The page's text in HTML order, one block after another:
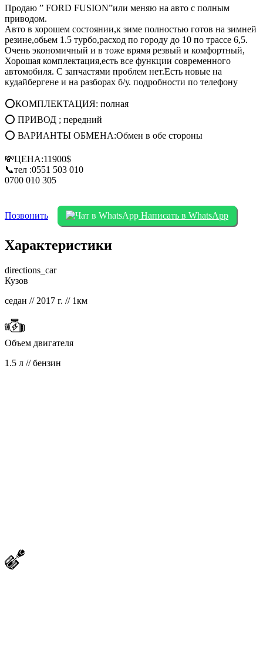
Продаю ” FORD FUSION”или меняю на авто с полным
приводом.
Авто в хорошем состоянии,к зиме полностью готов на зимней
резине,обьем 1.5 турбо,расход по городу до 10 по трассе 6,5.
Очень экономичный и в тоже врямя резвый и комфортный,
Хорошая комплектация,есть все функции современного
автомобиля. С запчастями проблем нет.Есть новые на
кудайбергене и на разборах б/у. подробности по телефону
⭕КОМПЛЕКТАЦИЯ: полная
⭕ ПРИВОД ; передний
⭕ ВАРИАНТЫ ОБМЕНА:Обмен в обе стороны
💸ЦЕНА:11900$
📞тел :0551 503 010
0700 010 305
Позвонить Написать в WhatsApp
Характеристики
directions_car
Кузов
седан // 2017 г. // 1км
Объем двигателя
1.5 л // бензин